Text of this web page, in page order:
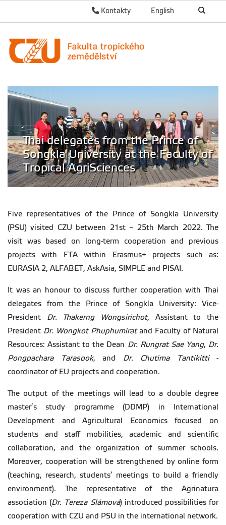
English
Kontakty
Thai delegates from the Prince of
Songkla University at the Faculty of
Tropical AgriSciences
Five representatives of the Prince of Songkla University
(PSU) visited CZU between 21st – 25th March 2022. The
visit was based on long-term cooperation and previous
projects with FTA within Erasmus+ projects such as:
EURASIA 2, ALFABET, AskAsia, SIMPLE and PISAI.
It was an honour to discuss further cooperation with Thai
delegates from the Prince of Songkla University: Vice-
President Dr. Thakerng Wongsirichot, Assistant to the
President Dr. Wongkot Phuphumiratand Faculty of Natural
Resources: Assistant to the Dean Dr. Rungrat Sae Yang, Dr.
Pongpachara Tarasook, and Dr. Chutima Tantikitti-
coordinator of EU projects and cooperation.
The output of the meetings will lead to a double degree
master’s study programme (DDMP) in International
Development and Agricultural Economics focused on
students and staff mobilities, academic and scientific
collaboration, and the organization of summer schools.
Moreover, cooperation will be strengthened by online form
(teaching, research, students’ meetings to build a friendly
environment). The representative of the Agrinatura
association (Dr. Tereza Slámová) introduced possibilities for
cooperation with CZU and PSU in the international network.